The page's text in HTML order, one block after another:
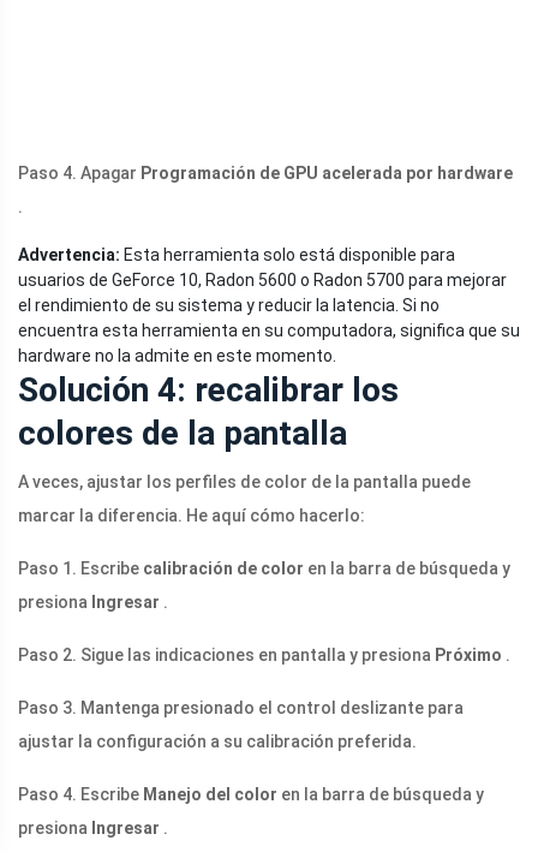
Paso 4. Apagar Programación de GPU acelerada por hardware
.
Advertencia: Esta herramienta solo está disponible para
usuarios de GeForce 10, Radon 5600 o Radon 5700 para mejorar
el rendimiento de su sistema y reducir la latencia. Si no
encuentra esta herramienta en su computadora, significa que su
hardware no la admite en este momento.
Solución 4: recalibrar los
colores de la pantalla
A veces, ajustar los perfiles de color de la pantalla puede
marcar la diferencia. He aquí cómo hacerlo:
Paso 1. Escribe calibración de color en la barra de búsqueda y
presiona Ingresar .
Paso 2. Sigue las indicaciones en pantalla y presiona Próximo .
Paso 3. Mantenga presionado el control deslizante para
ajustar la configuración a su calibración preferida.
Paso 4. Escribe Manejo del color en la barra de búsqueda y
presiona Ingresar .